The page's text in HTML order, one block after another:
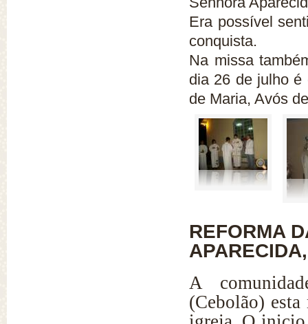
Era possível
conquista.
Na missa
dia 26 de julho é
de Maria, Avós
REFORMA
A
(Cebolão)